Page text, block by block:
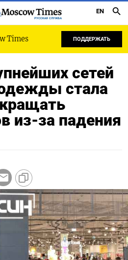
РУССКАЯ СЛУЖБА
EN
Times ПОДДЕРЖАТЬ
сетей
стала
из-за падения